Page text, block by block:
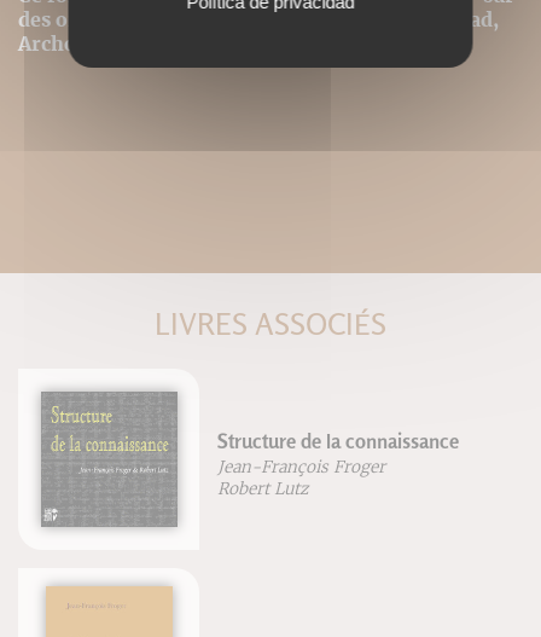
des ordinateurs ou tablettes tactiles de type iPad,
Archos, Asus ou autres.
LIVRES ASSOCIÉS
Structure de la connaissance
Jean-François Froger
Robert Lutz